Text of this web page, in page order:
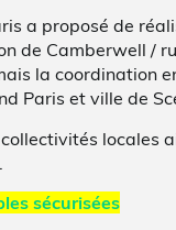
a proposé de
de Camberwell /
la coordination
Paris et ville de
locales
sécurisées